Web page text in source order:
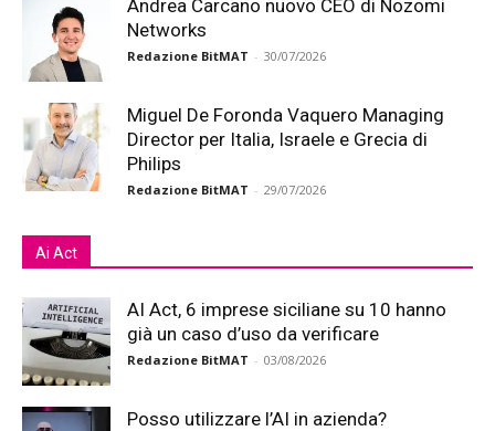
Andrea Carcano nuovo CEO di Nozomi
Networks
Redazione BitMAT - 30/07/2026
Miguel De Foronda Vaquero Managing
Director per Italia, Israele e Grecia di
Philips
Redazione BitMAT - 29/07/2026
Ai Act
AI Act, 6 imprese siciliane su 10 hanno
già un caso d’uso da verificare
Redazione BitMAT - 03/08/2026
Posso utilizzare l’AI in azienda?